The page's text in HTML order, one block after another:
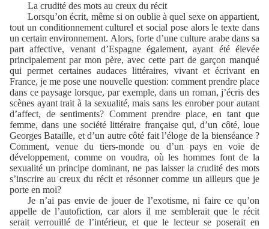
La crudité des mots au creux du récit
Lorsqu’on écrit, même si on oublie à quel sexe on appartient,
tout un conditionnement culturel et social pose alors le texte dans
un certain environnement. Alors, forte d’une culture arabe dans sa
part affective, venant d’Espagne également, ayant été élevée
principalement par mon père, avec cette part de garçon manqué
qui permet certaines audaces littéraires, vivant et écrivant en
France, je me pose une nouvelle question: comment prendre place
dans ce paysage lorsque, par exemple, dans un roman, j’écris des
scènes ayant trait à la sexualité, mais sans les enrober pour autant
d’affect, de sentiments? Comment prendre place, en tant que
femme, dans une société littéraire française qui, d’un côté, loue
Georges Bataille, et d’un autre côté fait l’éloge de la bienséance ?
Comment, venue du tiers-monde ou d’un pays en voie de
développement, comme on voudra, où les hommes font de la
sexualité un principe dominant, ne pas laisser la crudité des mots
s’inscrire au creux du récit et résonner comme un ailleurs que je
porte en moi?
Je n’ai pas envie de jouer de l’exotisme, ni faire ce qu’on
appelle de l’autofiction, car alors il me semblerait que le récit
serait verrouillé de l’intérieur, et que le lecteur se poserait en